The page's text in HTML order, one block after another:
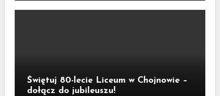
Świętuj 80-lecie Liceum w Chojnowie –
dołącz do jubileuszu!